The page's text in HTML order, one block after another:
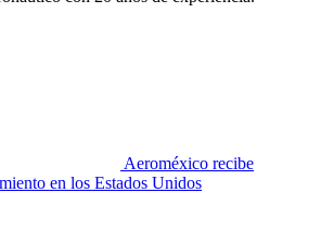
Aeroméxico recibe
en los Estados Unidos